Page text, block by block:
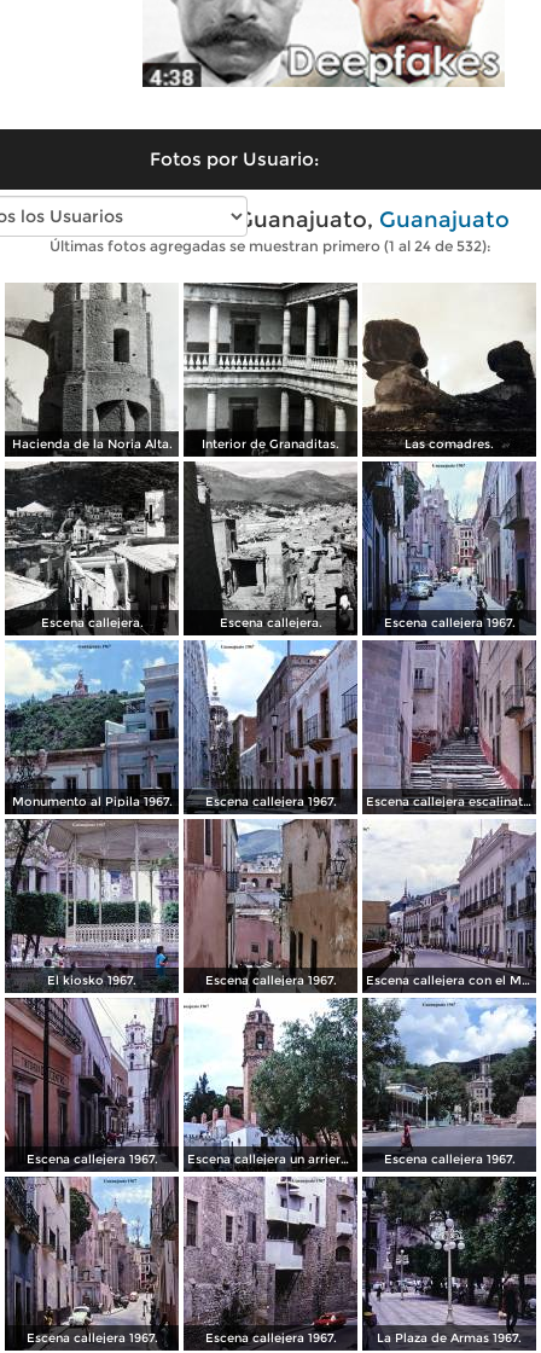
Fotos por Usuario:
Fotos antiguas de Guanajuato, Guanajuato
Últimas fotos agregadas se muestran primero (1 al 24 de 532):
Hacienda de la Noria Alta. Interior de Granaditas. Las comadres.
Escena callejera. Escena callejera. Escena callejera 1967.
Monumento al Pipila 1967. Escena callejera 1967. Escena callejera escalinata 1967.
El kiosko 1967. Escena callejera 1967. Escena callejera con el Mto al Pipila al fondo 1967.
Escena callejera 1967. Escena callejera un arriero 1967. Escena callejera 1967.
Escena callejera 1967. Escena callejera 1967. La Plaza de Armas 1967.